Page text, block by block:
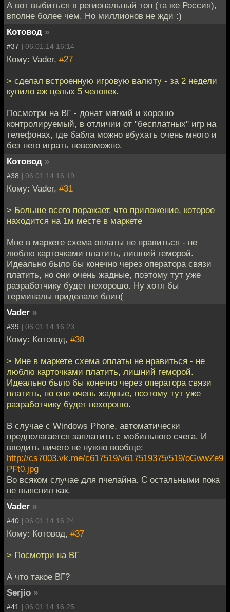
А вот выбиться в региональный топ (та же Россия),
вполне более чем. Но миллионов не жди :)
Котовод »
#37 | 06.01.14 16:14
Кому: Vader, #27
> сделал встроенную игровую валюту - за 2 недели
купило аж целых 5 человек.
Посмотри на ВГ - донат мягкий и хорошо
контролируемый, в отличии от "бесплатных" игр на
телефонах, где бабла можно вбухать очень много и
без него играть невозможно.
Котовод »
#38 | 06.01.14 16:19
Кому: Vader, #31
> Больше всего поражает, что приложение, которое
находится на 1м месте в маркете
Мне в маркете схема оплаты не нравиться - не
люблю карточками платить, лишний геморой.
Идеально было бы конечно через оператора связи
платить, но они очень жадные, поэтому тут уже
разработчику будет нехорошо. Ну хотя бы
терминалы приделали блин(
Vader »
#39 | 06.01.14 16:23
Кому: Котовод, #38
> Мне в маркете схема оплаты не нравиться - не
люблю карточками платить, лишний геморой.
Идеально было бы конечно через оператора связи
платить, но они очень жадные, поэтому тут уже
разработчику будет нехорошо.
В случае с Windows Phone, автоматически
предполагается заплатить с мобильного счета. И
вводить ничего не нужно вообще:
http://cs7003.vk.me/c617519/v617519375/519/oGwwZe9
PFt0.jpg
Во всяком случае для пчелайна. С остальными пока
не выяснил как.
Vader »
#40 | 06.01.14 16:24
Кому: Котовод, #37
> Посмотри на ВГ
А что такое ВГ?
Serjio »
#41 | 06.01.14 16:25